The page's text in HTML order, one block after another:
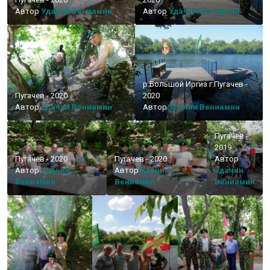
АвторУдачин Вениамин
АвторУдачин Вениамин
Пугачев - 2020
АвторУдачин Вениамин
р.Большой Иргиз г.Пугачев -
2020
АвторУдачин Вениамин
Пугачев - 2020
АвторУдачин
Вениамин
Пугачев - 2020
АвторУдачин
Вениамин
Пугачев -
2019
Автор
Удачин
Вениамин